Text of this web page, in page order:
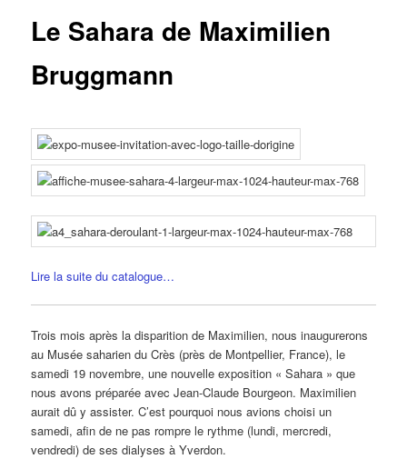
Le Sahara de Maximilien
Bruggmann
Lire la suite du catalogue…
Trois mois après la disparition de Maximilien, nous inaugurerons
au Musée saharien du Crès (près de Montpellier, France), le
samedi 19 novembre, une nouvelle exposition « Sahara » que
nous avons préparée avec Jean-Claude Bourgeon. Maximilien
aurait dû y assister. C’est pourquoi nous avions choisi un
samedi, afin de ne pas rompre le rythme (lundi, mercredi,
vendredi) de ses dialyses à Yverdon.